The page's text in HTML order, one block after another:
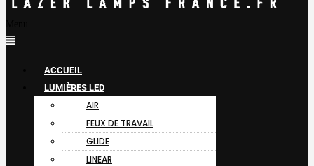
ACCUEIL
LUMIÈRES LED
AIR
FEUX DE TRAVAIL
GLIDE
LINEAR